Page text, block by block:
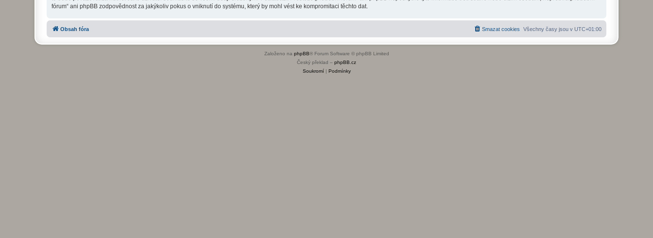
fórum“ ani phpBB zodpovědnost za jakýkoliv pokus o vniknutí do systému, který by mohl vést ke kompromitaci těchto dat.
Obsah fóra Všechny časy jsou v UTC+01:00
Smazat cookies
Založeno na phpBB® Forum Software © phpBB Limited
Český překlad – phpBB.cz
Soukromí| Podmínky